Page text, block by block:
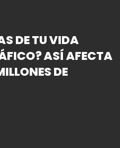
DE TU VIDA
ASÍ AFECTA
DE